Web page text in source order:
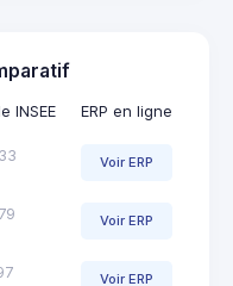
INSEE ERP en ligne
Voir ERP
Voir ERP
Voir ERP